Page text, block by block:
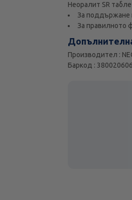
Неоралит SR
За поддържане
За правилното
Производител :
Баркод :